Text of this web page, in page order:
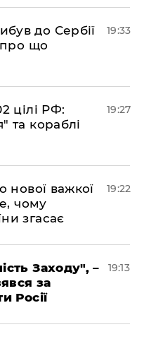
до Сербії
про що
19:33
цілі РФ:
та кораблі
19:27
нової важкої
чому
згасає
19:22
Заходу", –
за
Росії
19:13